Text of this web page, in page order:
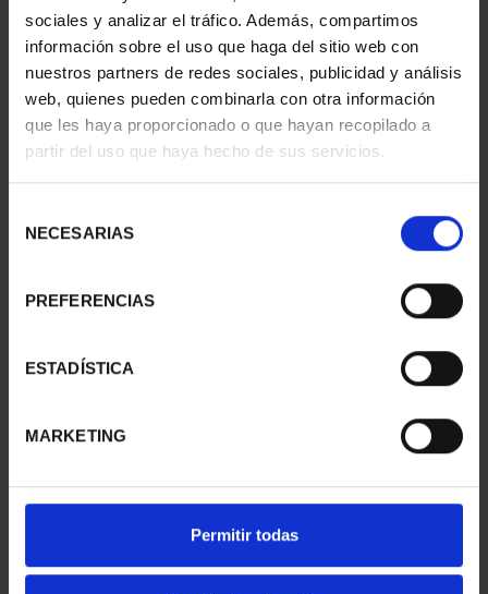
sociales y analizar el tráfico. Además, compartimos
información sobre el uso que haga del sitio web con
nuestros partners de redes sociales, publicidad y análisis
web, quienes pueden combinarla con otra información
que les haya proporcionado o que hayan recopilado a
partir del uso que haya hecho de sus servicios.
NECESARIAS
PREFERENCIAS
ESTADÍSTICA
MARKETING
Permitir todas
II- CHAMPATIAN CHIN...
16,94 €
II- TRIRREME GRIEGA
16,94 €
16,94 €
H. NAVEGACIÓN -SERIE
III- LHD JUAN CARLO...